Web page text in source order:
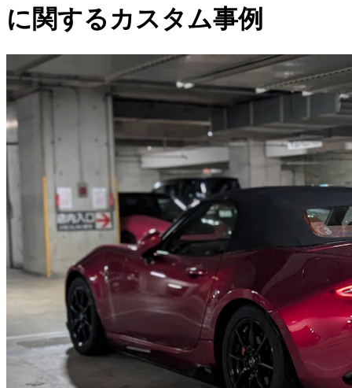
に関するカスタム事例